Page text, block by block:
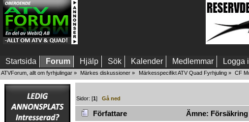
Startsida Forum Hjälp Sök Kalender Medlemmar Logga
ATVForum, allt om fyrhjulingar » Märkes diskussioner » Märkesspecifikt ATV Quad Fyrhjuling» CF
Sidor: [1]Gå ned
Författare Ämne: